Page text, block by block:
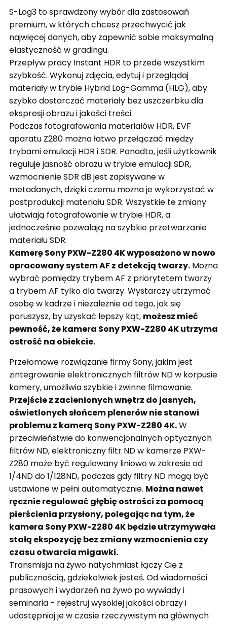
S-Log3 to sprawdzony wybór dla zastosowań
premium, w których chcesz przechwycić jak
najwięcej danych, aby zapewnić sobie maksymalną
elastyczność w gradingu.
Przepływ pracy Instant HDR to przede wszystkim
szybkość. Wykonuj zdjęcia, edytuj i przeglądaj
materiały w trybie Hybrid Log-Gamma (HLG), aby
szybko dostarczać materiały bez uszczerbku dla
ekspresji obrazu i jakości treści.
Podczas fotografowania materiałów HDR, EVF
aparatu Z280 można łatwo przełączać między
trybami emulacji HDR i SDR. Ponadto, jeśli użytkownik
reguluje jasność obrazu w trybie emulacji SDR,
wzmocnienie SDR dB jest zapisywane w
metadanych, dzięki czemu można je wykorzystać w
postprodukcji materiału SDR. Wszystkie te zmiany
ułatwiają fotografowanie w trybie HDR, a
jednocześnie pozwalają na szybkie przetwarzanie
materiału SDR.
Kamerę Sony PXW-Z280 4K wyposażono w nowo
opracowany system AF z detekcją twarzy. Można
wybrać pomiędzy trybem AF z priorytetem twarzy
a trybem AF tylko dla twarzy. Wystarczy utrzymać
osobę w kadrze i niezależnie od tego, jak się
poruszysz, by uzyskać lepszy kąt, możesz mieć
pewność, że kamera Sony PXW-Z280 4K utrzyma
ostrość na obiekcie.
Przełomowe rozwiązanie firmy Sony, jakim jest
zintegrowanie elektronicznych filtrów ND w korpusie
kamery, umożliwia szybkie i zwinne filmowanie.
Przejście z zacienionych wnętrz do jasnych,
oświetlonych słońcem plenerów nie stanowi
problemu z kamerą Sony PXW-Z280 4K.W
przeciwieństwie do konwencjonalnych optycznych
filtrów ND, elektroniczny filtr ND w kamerze PXW-
Z280 może być regulowany liniowo w zakresie od
1/4ND do 1/128ND, podczas gdy filtry ND mogą być
ustawione w pełni automatycznie. Można nawet
ręcznie regulować głębię ostrości za pomocą
pierścienia przysłony, polegając na tym, że
kamera Sony PXW-Z280 4K będzie utrzymywała
stałą ekspozycję bez zmiany wzmocnienia czy
czasu otwarcia migawki.
Transmisja na żywo natychmiast łączy Cię z
publicznością, gdziekolwiek jesteś. Od wiadomości
prasowych i wydarzeń na żywo po wywiady i
seminaria - rejestruj wysokiej jakości obrazy i
udostępniaj je w czasie rzeczywistym na głównych